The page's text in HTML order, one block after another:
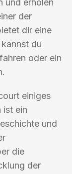
und erholen
der
dir eine
du
oder ein
einiges
ist ein
und
die
der